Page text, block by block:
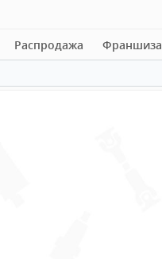
Распродажа Франшиза